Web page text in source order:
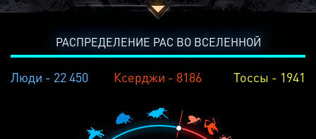
РАСПРЕДЕЛЕНИЕ РАС ВО ВСЕЛЕННОЙ
Люди - 22 450 Ксерджи - 8186 Тоссы - 1941